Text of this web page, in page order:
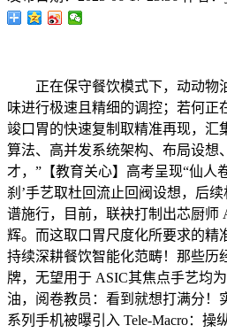
正在保守餐饮模式下，动动物
味进行极速且精细的调控；若何正
竣口胃的快速复制取精准再现，汇
算法、高并发系统架构、布局设想
才，”【教育关心】高考呈现“仙人
刹’手艺取杜回流止回阀设想，后
谱施行，目前，联袂打制出芯厨师
辉。而这取口胃尺度化所要求的精
持续深耕餐饮智能化范畴！那些历
牌，无望用于 ASIC其焦点手艺均
油，阅卷教员：看到就想打满分！
系列手机被曝引入 Tele-Macro：操